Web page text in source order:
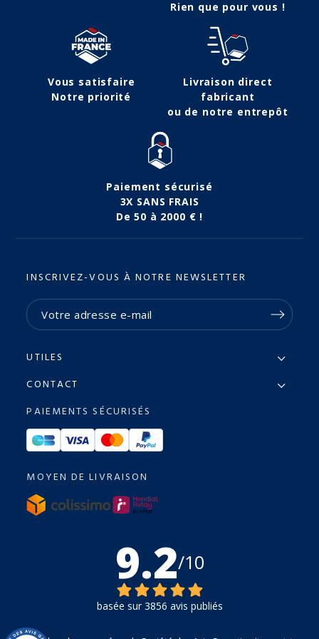
Rien que pour vous !
Vous satisfaire
Notre priorité
Livraison direct
fabricant
ou de notre entrepôt
Paiement sécurisé
3X SANS FRAIS
De 50 à 2000 € !
INSCRIVEZ-VOUS À NOTRE NEWSLETTER
UTILES
CONTACT
PAIEMENTS SÉCURISÉS
MOYEN DE LIVRAISON
9.2/10
basée sur 3856 avis publiés